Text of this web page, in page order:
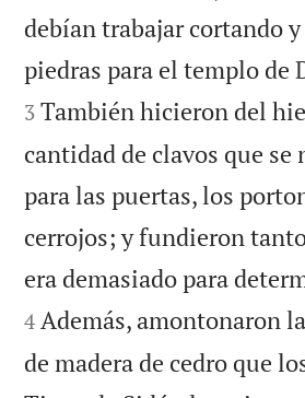
debían trabajar cortando
piedras para el templo de
3 También hicieron del
cantidad de clavos que se
para las puertas, los
cerrojos; y fundieron
era demasiado para
4 Además, amontonaron
de madera de cedro que